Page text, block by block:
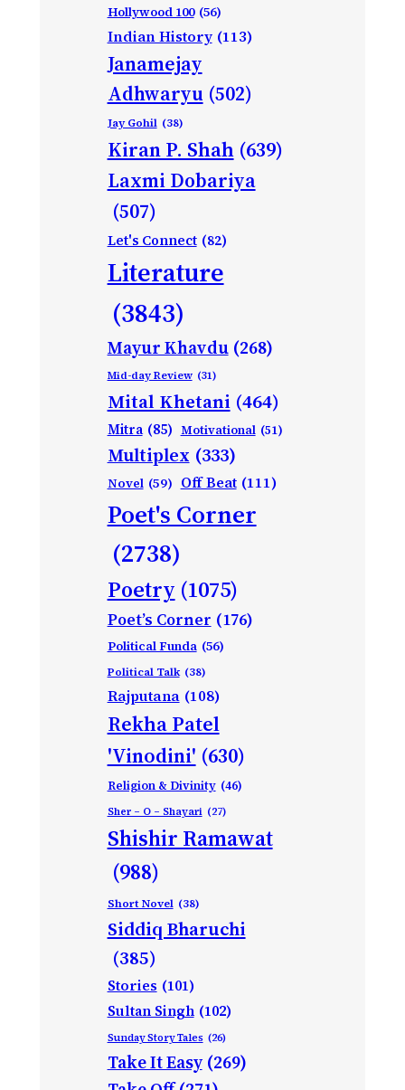
Hollywood 100 (56)
Indian History (113)
Janamejay
Adhwaryu (502)
Jay Gohil (38)
Kiran P. Shah (639)
Laxmi Dobariya
(507)
Let's Connect (82)
Literature
(3843)
Mayur Khavdu (268)
Mid-day Review (31)
Mital Khetani (464)
Mitra (85) Motivational (51)
Multiplex (333)
Novel (59) Off Beat (111)
Poet's Corner
(2738)
Poetry (1075)
Poet’s Corner (176)
Political Funda (56)
Political Talk (38)
Rajputana (108)
Rekha Patel
'Vinodini' (630)
Religion & Divinity (46)
Sher – O – Shayari (27)
Shishir Ramawat
(988)
Short Novel (38)
Siddiq Bharuchi
(385)
Stories (101)
Sultan Singh (102)
Sunday Story Tales (26)
Take It Easy (269)